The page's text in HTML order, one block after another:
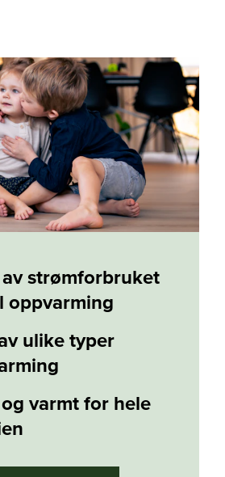
av strømforbruket
oppvarming
ulike typer
varmt for hele